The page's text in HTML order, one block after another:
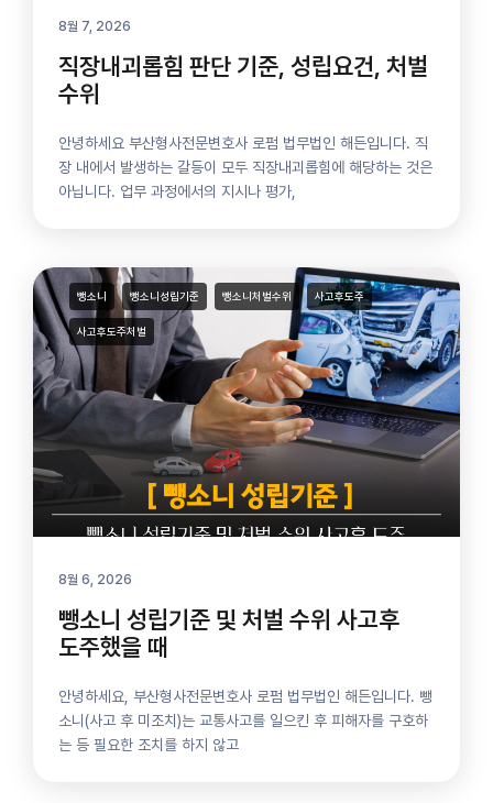
8월 7, 2026
직장내괴롭힘 판단 기준, 성립요건, 처벌
수위
안녕하세요 부산형사전문변호사 로펌 법무법인 해든입니다. 직
장 내에서 발생하는 갈등이 모두 직장내괴롭힘에 해당하는 것은
아닙니다. 업무 과정에서의 지시나 평가,
뺑소니 뺑소니성립기준 뺑소니처벌수위 사고후도주
사고후도주처벌
8월 6, 2026
뺑소니 성립기준 및 처벌 수위 사고후
도주했을 때
안녕하세요, 부산형사전문변호사 로펌 법무법인 해든입니다. 뺑
소니(사고 후 미조치)는 교통사고를 일으킨 후 피해자를 구호하
는 등 필요한 조치를 하지 않고